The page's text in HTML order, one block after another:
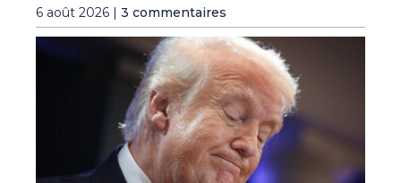
6 août 2026 | 3 commentaires